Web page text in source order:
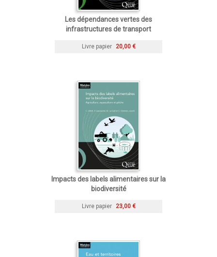
Les dépendances vertes des
infrastructures de transport
Livre papier 20,00 €
Impacts des labels alimentaires sur la
biodiversité
Livre papier 23,00 €